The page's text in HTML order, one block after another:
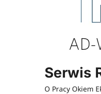
Serwis
O Pracy Okiem